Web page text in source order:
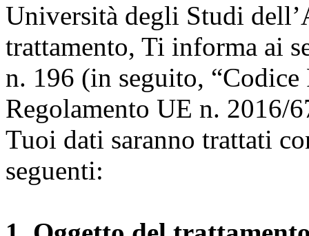
Università degli Studi
trattamento, Ti informa ai
n. 196 (in seguito, “Codice
Regolamento UE n. 2016/
Tuoi dati saranno trattati
seguenti: